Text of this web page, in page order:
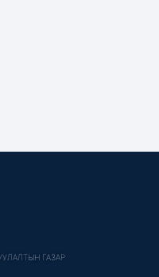
ГАЗАР